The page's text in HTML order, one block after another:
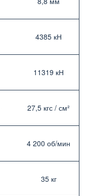
4385 кН
11319 кН­
27,5 кгс / см²­
4 200 об/мин­
35 кг­